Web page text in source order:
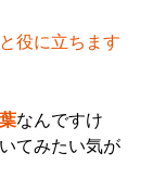
役に立ちます
なんですけ
てみたい気が